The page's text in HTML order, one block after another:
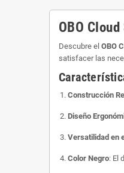
OBO
Descubre el OBO
satisfacer las
Construcción
Diseño
Versatilidad en
Color Negro: El